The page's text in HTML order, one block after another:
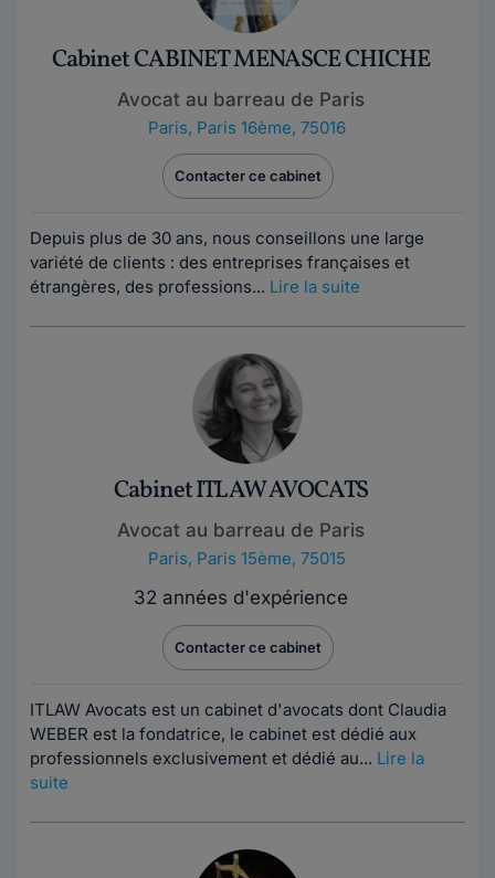
Cabinet CABINET MENASCE CHICHE
Avocat au barreau de Paris
Paris, Paris 16ème, 75016
Contacter ce cabinet
Depuis plus de 30 ans, nous conseillons une large
variété de clients : des entreprises françaises et
étrangères, des professions... Lire la suite
Cabinet ITLAW AVOCATS
Avocat au barreau de Paris
Paris, Paris 15ème, 75015
32 années d'expérience
Contacter ce cabinet
ITLAW Avocats est un cabinet d'avocats dont Claudia
WEBER est la fondatrice, le cabinet est dédié aux
professionnels exclusivement et dédié au... Lire la
suite